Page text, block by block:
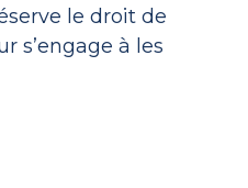
le droit de
s’engage à les